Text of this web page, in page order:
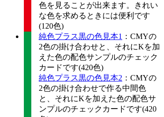
色を見ることが出来ます。きれい
な色を求めるときには便利です
(120色)
純色プラス黒の色見本1 ：CMYの
2色の掛け合わせと、それにKを加
えた色の配色サンプルのチェック
カードです(420色)
純色プラス黒の色見本2 ：CMYの
2色の掛け合わせで作る中間色
と、それにKを加えた色の配色サ
ンプルのチェックカードです(420